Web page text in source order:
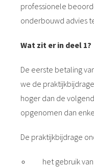
professionele
onderbouwd advies
Wat zit er in deel 1?
De eerste betaling
we de
hoger dan de
opgenomen dan
De praktijkbijdrage
het gebruik